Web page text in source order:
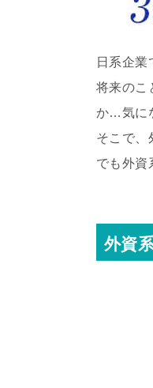
日系企業
将来のこ
か…気に
そこで、
でも外資
外資